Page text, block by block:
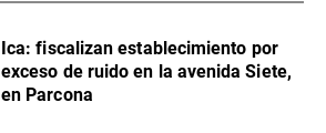
Ica: fiscalizan establecimiento por
exceso de ruido en la avenida Siete,
en Parcona